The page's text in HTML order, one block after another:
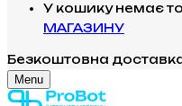
У кошику немає
МАГАЗИНУ
Безкоштовна
Menu